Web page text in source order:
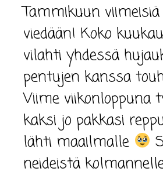
Tammikuun viimeisiä
viedään! Koko
vilahti yhdessä
pentujen kanssa
Viime viikonloppuna
kaksi jo pakkasi
lähti maailmalle
neideistä